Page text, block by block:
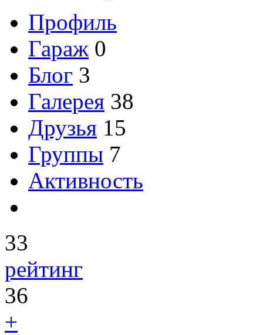
Профиль
Гараж 0
Блог 3
Галерея 38
Друзья 15
Группы 7
Активность
33
рейтинг
36
+